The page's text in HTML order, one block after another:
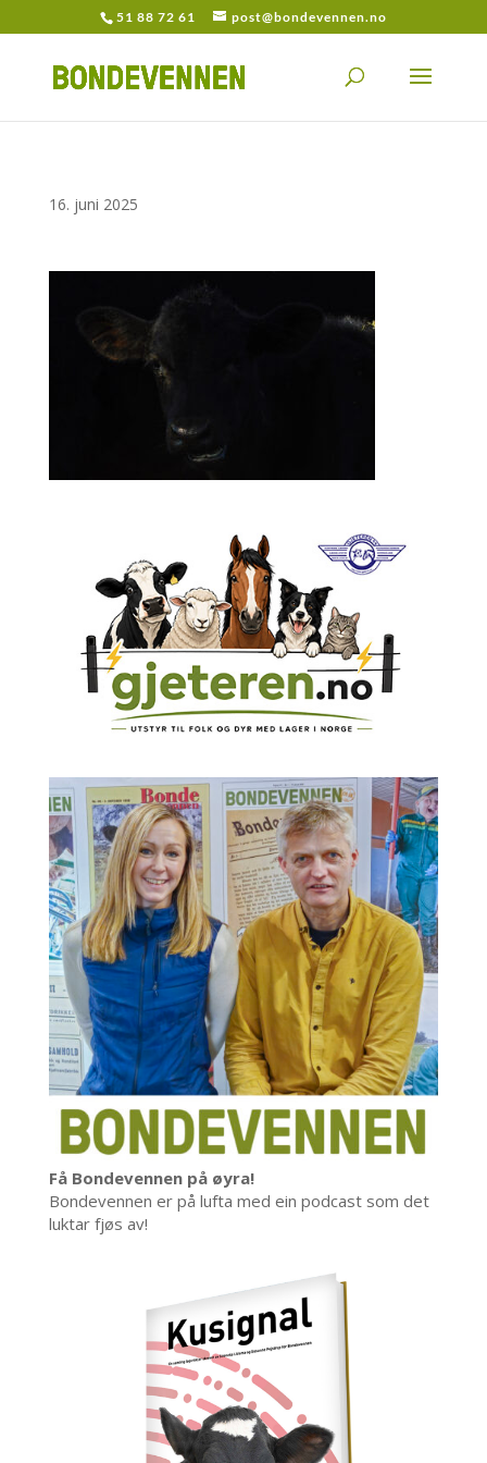
51 88 72 61 post@bondevennen.no
16. juni 2025
Få Bondevennen på øyra!
Bondevennen er på lufta med ein podcast som det
luktar fjøs av!